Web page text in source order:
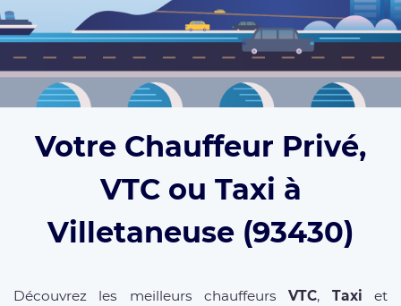
Votre Chauffeur Privé,
VTC ou Taxi à
Villetaneuse (93430)
Découvrez les meilleurs chauffeursVTC, Taxi et